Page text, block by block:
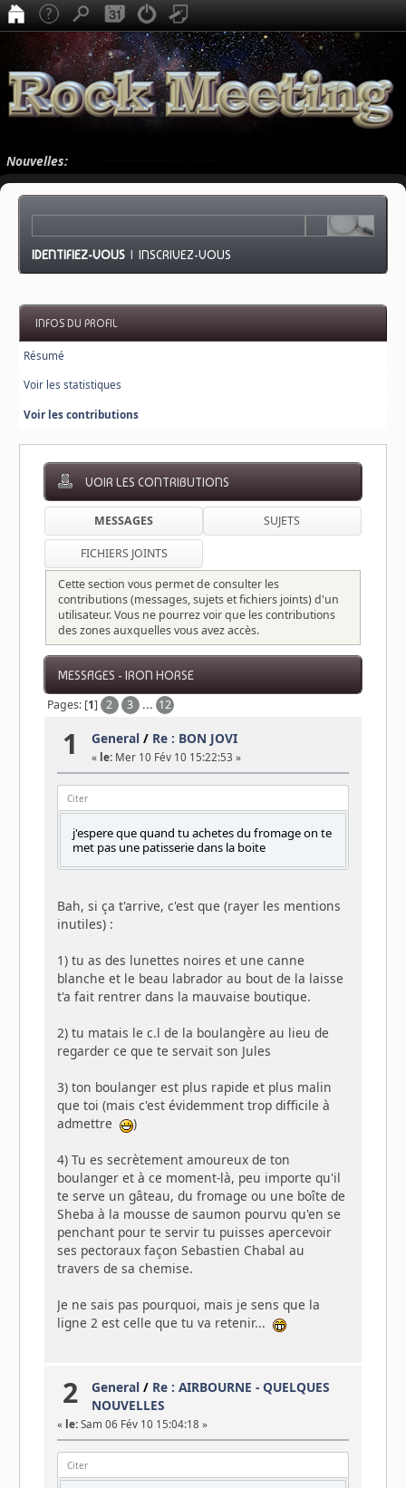
Nouvelles:
IDENTIFIEZ-VOUS |INSCRIVEZ-VOUS
INFOS DU PROFIL
Résumé
Voir les statistiques
Voir les contributions
VOIR LES CONTRIBUTIONS
MESSAGES SUJETS
FICHIERS JOINTS
Cette section vous permet de consulter les
contributions (messages, sujets et fichiers joints) d'un
utilisateur. Vous ne pourrez voir que les contributions
des zones auxquelles vous avez accès.
MESSAGES - IRON HORSE
Pages: [1] 2 3 ... 12
1 General / Re : BON JOVI
« le: Mer 10 Fév 10 15:22:53 »
Citer
j'espere que quand tu achetes du fromage on te
met pas une patisserie dans la boite
Bah, si ça t'arrive, c'est que (rayer les mentions
inutiles) :
1) tu as des lunettes noires et une canne
blanche et le beau labrador au bout de la laisse
t'a fait rentrer dans la mauvaise boutique.
2) tu matais le c.l de la boulangère au lieu de
regarder ce que te servait son Jules
3) ton boulanger est plus rapide et plus malin
que toi (mais c'est évidemment trop difficile à
admettre
)
4) Tu es secrètement amoureux de ton
boulanger et à ce moment-là, peu importe qu'il
te serve un gâteau, du fromage ou une boîte de
Sheba à la mousse de saumon pourvu qu'en se
penchant pour te servir tu puisses apercevoir
ses pectoraux façon Sebastien Chabal au
travers de sa chemise.
Je ne sais pas pourquoi, mais je sens que la
ligne 2 est celle que tu va retenir...
2 General / Re : AIRBOURNE - QUELQUES
NOUVELLES
« le:Sam 06 Fév 10 15:04:18 »
Citer